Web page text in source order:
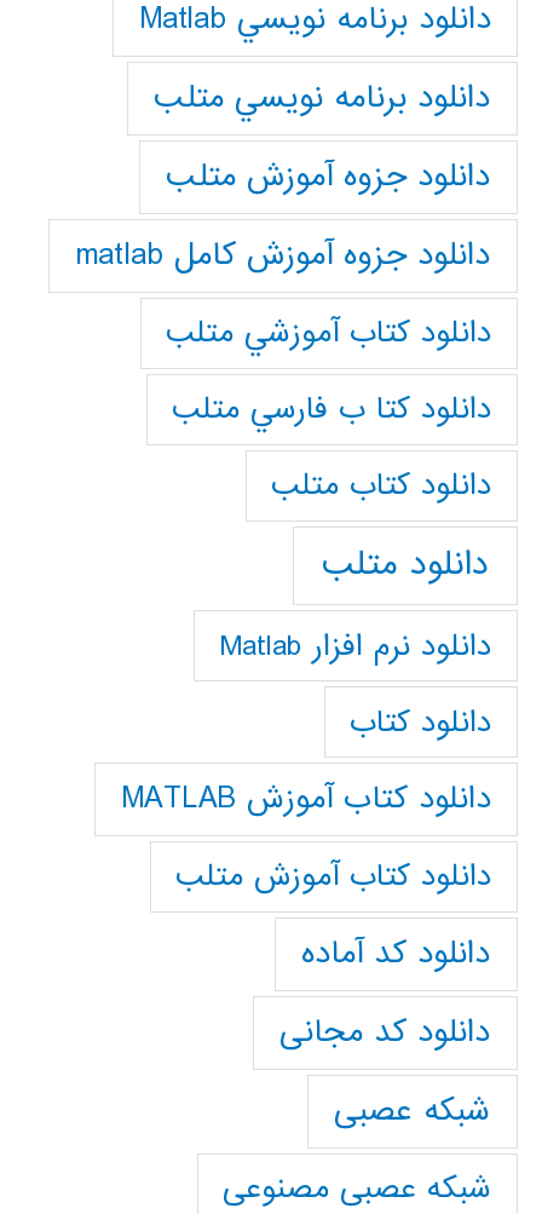
دانلود برنامه نويسي Matlab
دانلود برنامه نويسي متلب
دانلود جزوه آموزش متلب
دانلود جزوه آموزش کامل matlab
دانلود كتاب آموزشي متلب
دانلود كتا ب فارسي متلب
دانلود كتاب متلب
دانلود متلب
دانلود نرم افزار Matlab
دانلود کتاب
دانلود کتاب آموزش MATLAB
دانلود کتاب آموزش متلب
دانلود کد آماده
دانلود کد مجانی
شبکه عصبی
شبکه عصبی مصنوعی